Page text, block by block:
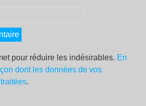
pour réduire les indésirables. En
dont les données de vos
.